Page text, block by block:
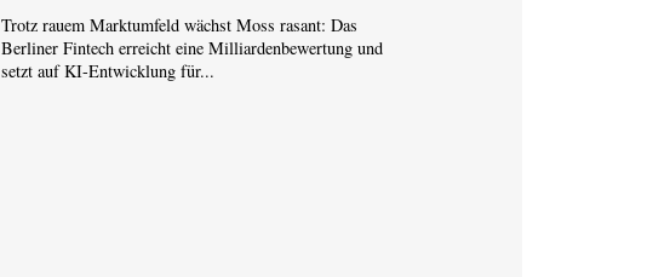
Trotz rauem Marktumfeld wächst Moss rasant: Das
Berliner Fintech erreicht eine Milliardenbewertung und
setzt auf KI-Entwicklung für...